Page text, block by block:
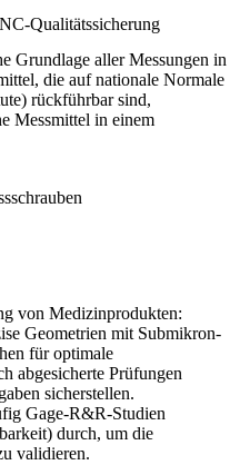
Qualitätssicherung
Grundlage aller Messungen in
die auf nationale Normale
rückführbar sind,
Messmittel in einem
von Medizinprodukten:
Geometrien mit Submikron-
für optimale
abgesicherte Prüfungen
sicherstellen.
Gage-R&R-Studien
durch, um die
validieren.